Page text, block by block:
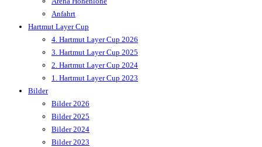
Anfahrt
Hartmut Layer Cup
4. Hartmut Layer Cup 2026
3. Hartmut Layer Cup 2025
2. Hartmut Layer Cup 2024
1. Hartmut Layer Cup 2023
Bilder
Bilder 2026
Bilder 2025
Bilder 2024
Bilder 2023